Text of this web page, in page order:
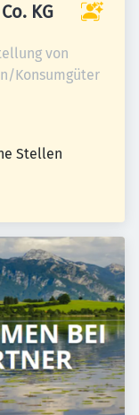
KG
von
Konsumgüter
Stellen